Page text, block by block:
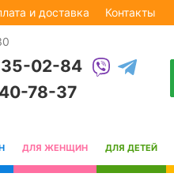
и доставка Контакты
02-84
78-37
ДЛЯ ЖЕНЩИН ДЛЯ ДЕТЕЙ